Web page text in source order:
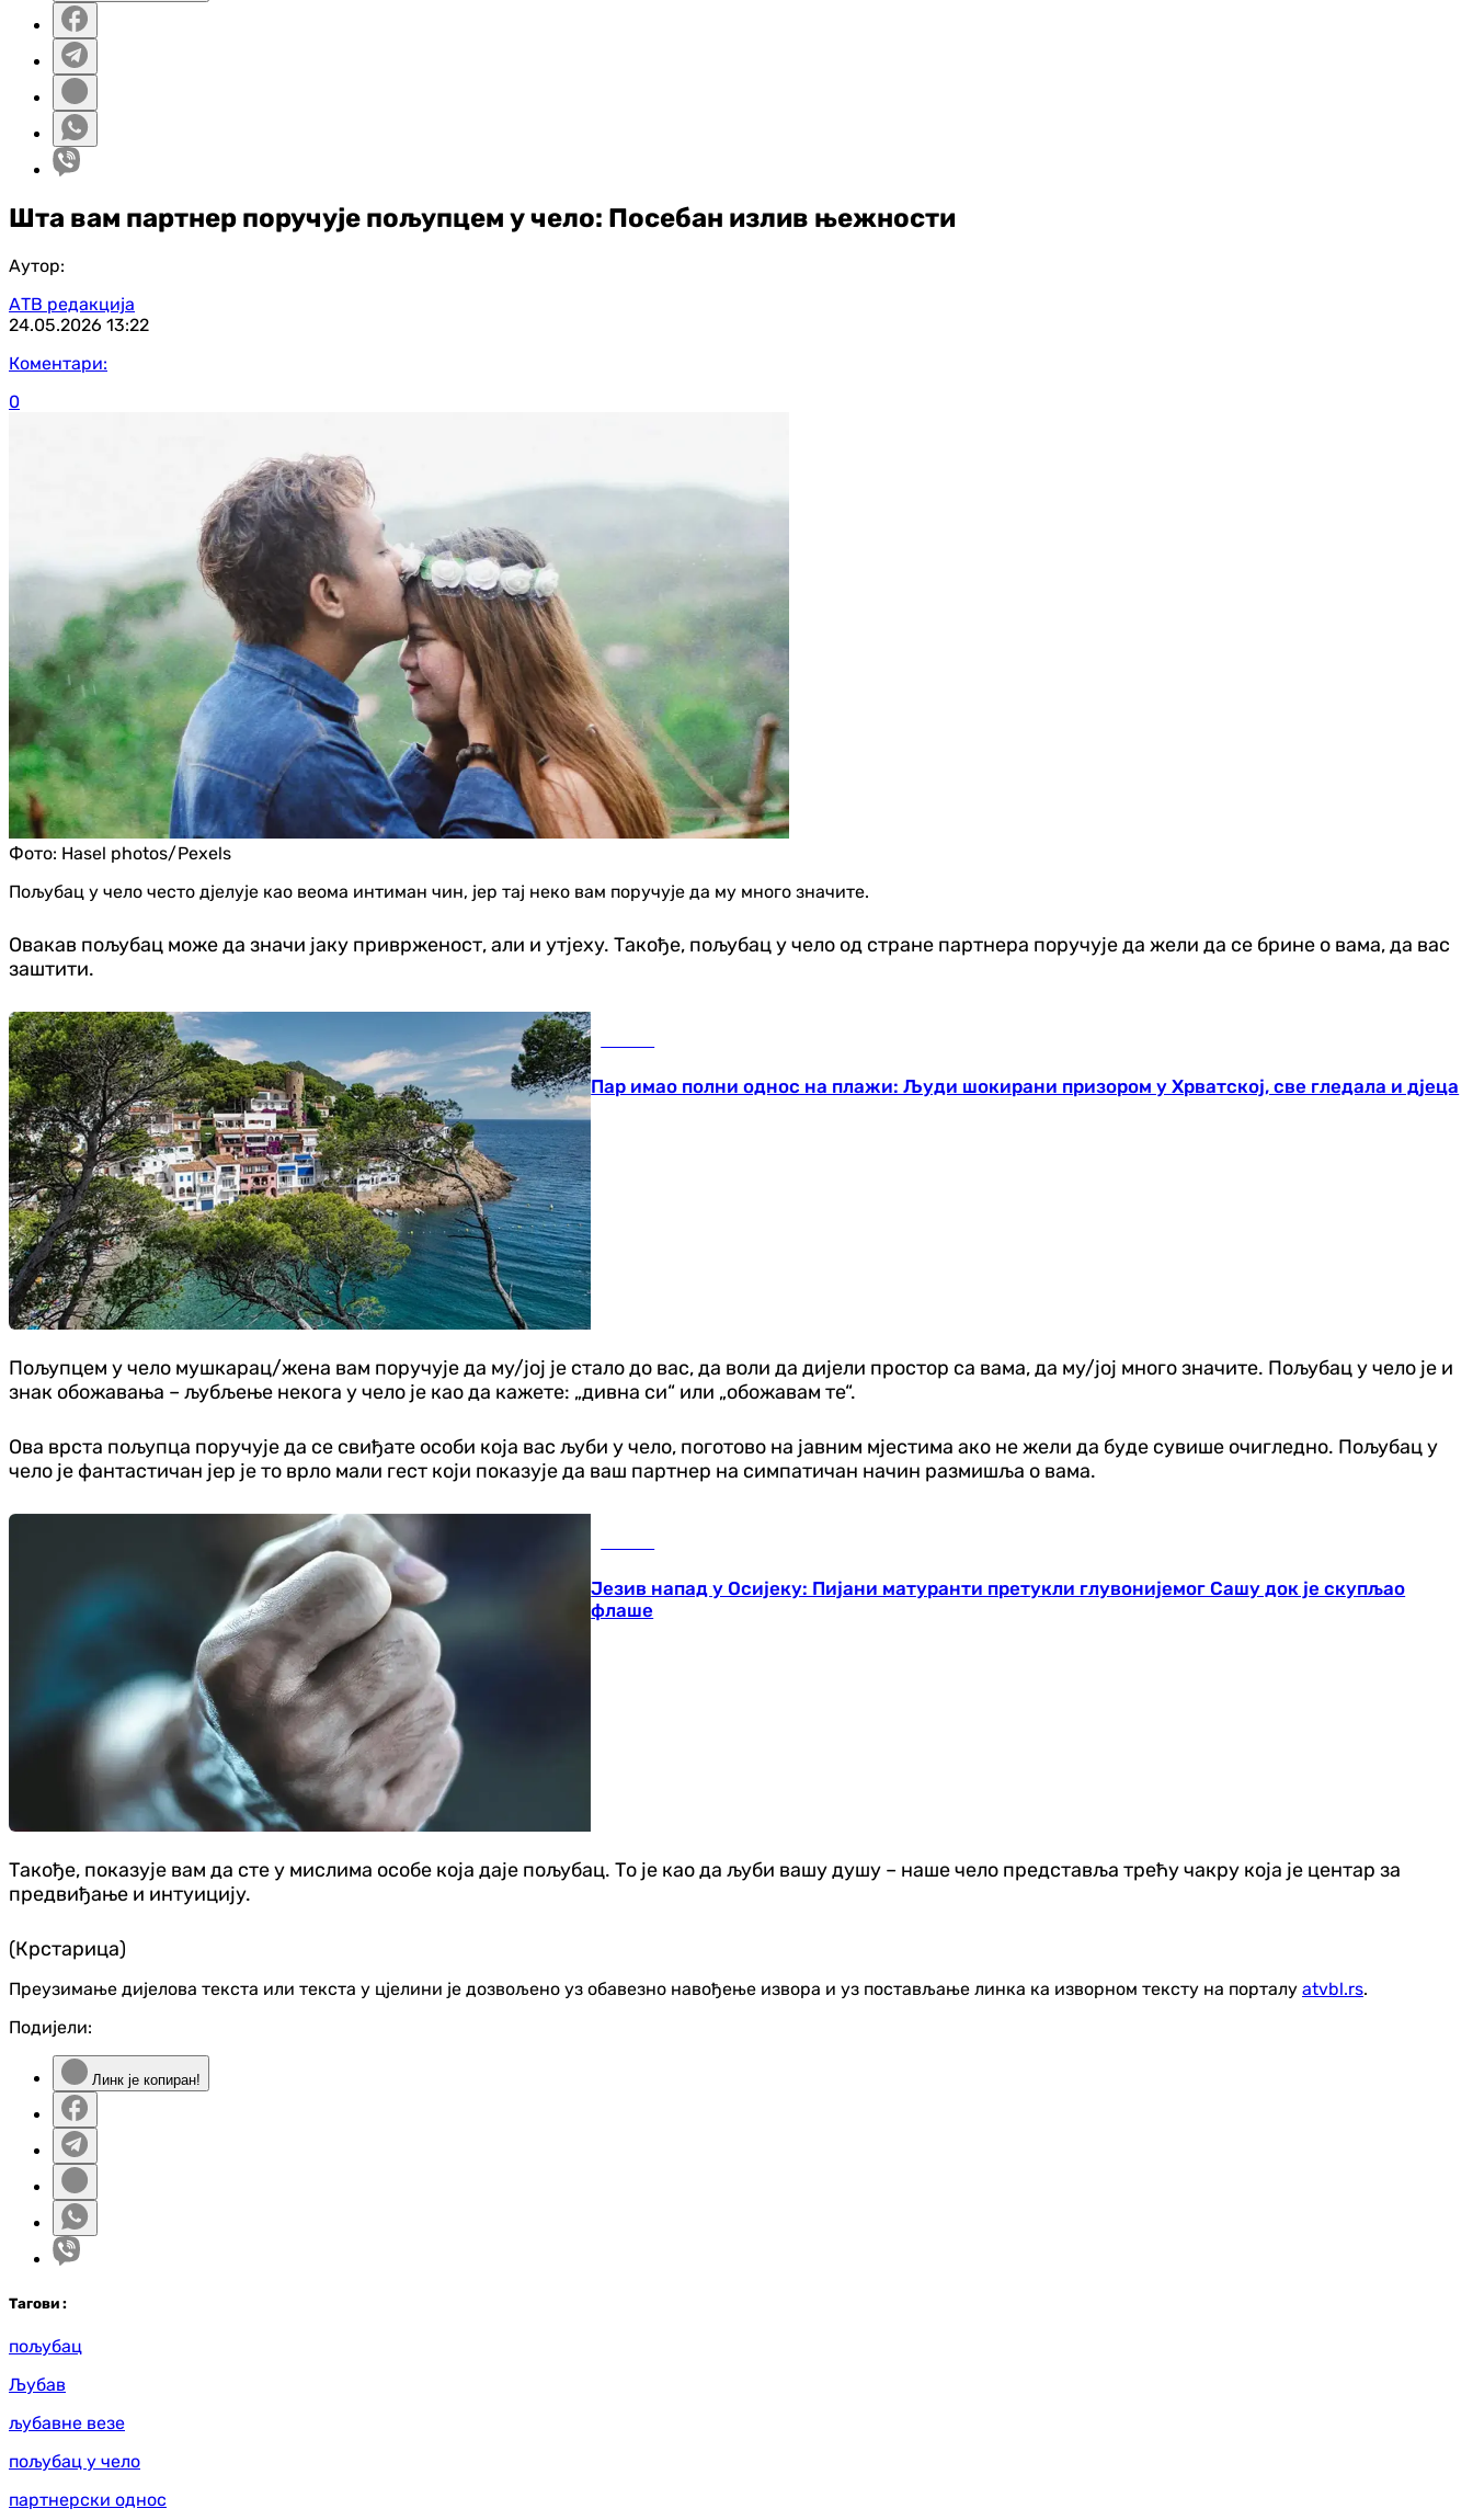
Шта вам партнер поручује пољупцем у чело: Посебан излив њежности
Аутор:
АТВ редакција
24.05.2026 13:22
Коментари:
0
Фото: Hasel photos/Pexels
Пољубац у чело често дјелује као веома интиман чин, јер тај неко вам поручује да му много значите.
Овакав пољубац може да значи јаку приврженост, али и утјеху. Такође, пољубац у чело од стране партнера поручује да жели да се брине о вама, да вас
заштити.
Пар имао полни однос на плажи: Људи шокирани призором у Хрватској, све гледала и дјеца
Пољупцем у чело мушкарац/жена вам поручује да му/јој је стало до вас, да воли да дијели простор са вама, да му/јој много значите. Пољубац у чело је и
знак обожавања – љубљење некога у чело је као да кажете: „дивна си“ или „обожавам те“.
Ова врста пољупца поручује да се свиђате особи која вас љуби у чело, поготово на јавним мјестима ако не жели да буде сувише очигледно. Пољубац у
чело је фантастичан јер је то врло мали гест који показује да ваш партнер на симпатичан начин размишља о вама.
Језив напад у Осијеку: Пијани матуранти претукли глувонијемог Сашу док је скупљао
флаше
Такође, показује вам да сте у мислима особе која даје пољубац. То је као да љуби вашу душу – наше чело представља трећу чакру која је центар за
предвиђање и интуицију.
(Крстарица)
Преузимање дијелова текста или текста у цјелини је дозвољено уз обавезно навођење извора и уз постављање линка ка изворном тексту на порталу atvbl.rs.
Подијели:
Линк је копиран!
Тагови :
пољубац
Љубав
љубавне везе
пољубац у чело
партнерски однос